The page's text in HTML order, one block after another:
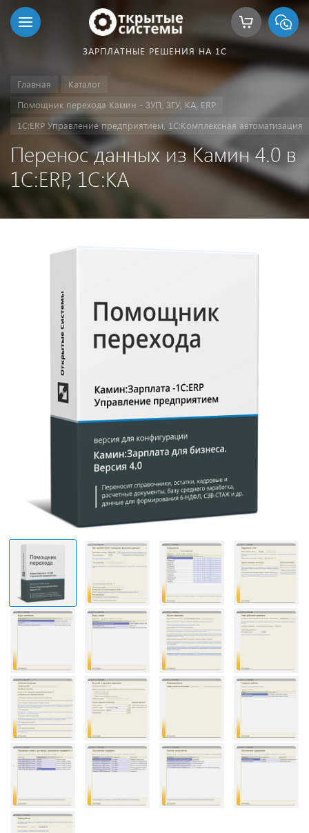
ЗАРПЛАТНЫЕ РЕШЕНИЯ НА 1С
Главная
Каталог
Помощник перехода Камин - ЗУП, ЗГУ, КА, ERP
1С:ERP Управление предприятием, 1С:Комплексная автоматизация
Перенос данных из Камин 4.0 в
1С:ERP, 1С:КА